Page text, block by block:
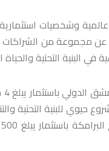
وشخصيات
في البنية التحتية والحياة
حيوي للبنية التحتية